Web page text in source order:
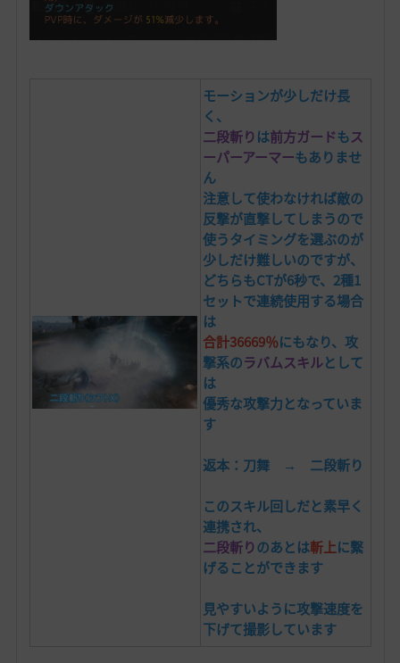
モーションが少しだけ長
く、
二段斬り は前方ガードもス
ーパーアーマーもありませ
ん
注意して使わなければ敵の
反撃が直撃してしまうので
使うタイミングを選ぶのが
少しだけ難しいのですが、
どちらもCTが6秒で、2種1
セットで連続使用する場合
は
合計36669％にもなり、攻
撃系のラバムスキルとして
は
優秀な攻撃力となっていま
す
返本：刀舞 → 二段斬り
このスキル回しだと素早く
連携され、
二段斬りのあとは斬上に繋
げることができます
見やすいように攻撃速度を
下げて撮影しています